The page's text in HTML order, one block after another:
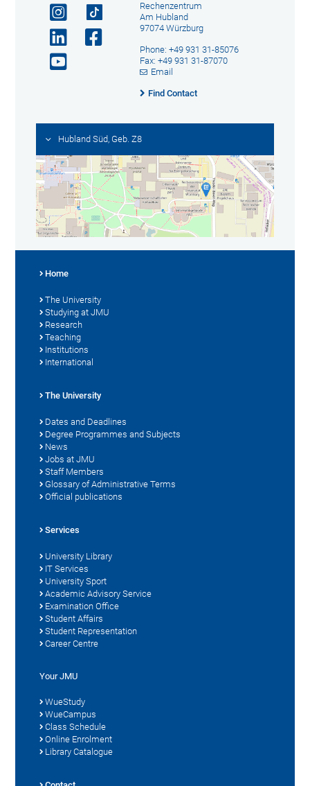
Rechenzentrum
Am Hubland
97074 Würzburg
Phone: +49 931 31-85076
Fax: +49 931 31-87070
Email
Find Contact
Hubland Süd, Geb. Z8
Home
The University
Studying at JMU
Research
Teaching
Institutions
International
The University
Dates and Deadlines
Degree Programmes and Subjects
News
Jobs at JMU
Staff Members
Glossary of Administrative Terms
Official publications
Services
University Library
IT Services
University Sport
Academic Advisory Service
Examination Office
Student Affairs
Student Representation
Career Centre
Your JMU
WueStudy
WueCampus
Class Schedule
Online Enrolment
Library Catalogue